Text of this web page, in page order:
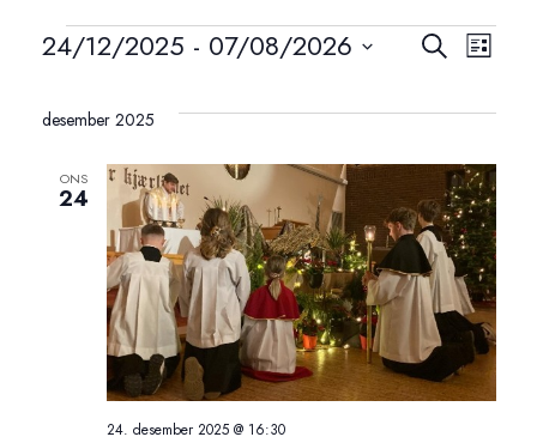
A
r
r
a
n
g
e
m
Søk
A
r
r
a
n
g
e
Liste
24/12/2025 - 07/08/2026
dato.
desember 2025
ONS
24
24. desember 2025 @ 16:30